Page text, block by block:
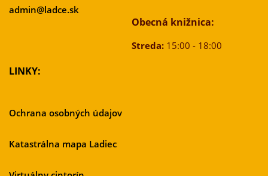
admin@ladce.sk
Obecná knižnica:
Streda:15:00 - 18:00
LINKY:
Ochrana osobných údajov
Katastrálna mapa Ladiec